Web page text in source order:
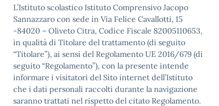
L’Istituto scolastico Istituto Comprensivo Jacopo
Sannazzaro con sede in Via Felice Cavallotti, 15
-84020 – Oliveto Citra, Codice Fiscale 82005110653,
in qualità di Titolare del trattamento (di seguito
“Titolare”), ai sensi del Regolamento UE 2016/679 (di
seguito “Regolamento”), con la presente intende
informare i visitatori del Sito internet dell’Istituto
che i dati personali raccolti durante la navigazione
saranno trattati nel rispetto del citato Regolamento.